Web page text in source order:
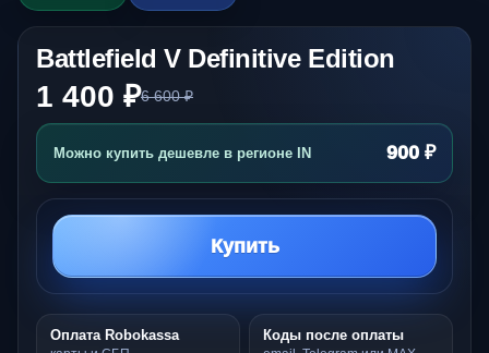
Battlefield V Definitive Edition
1 400 ₽6 600 ₽
Можно купить дешевле в регионе IN 900 ₽
Купить
Оплата Robokassa Коды после оплаты